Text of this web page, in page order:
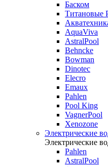
Баском
Титановые
AquaViva
AstralPool
Behncke
Bowman
Dinotec
Elecro
Emaux
Pahlen
Pool King
VagnerPool
Xenozone
Электрические
Электрические
Pahlen
AstralPool